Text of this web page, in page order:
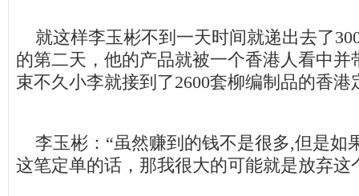
就这样李玉彬不到一天时间就递出去了
的第二天，他的产品就被一个香港人看中并
束不久小李就接到了2600套柳编制品的香港
李玉彬：“虽然赚到的钱不是很多,但是如
这笔定单的话，那我很大的可能就是放弃这